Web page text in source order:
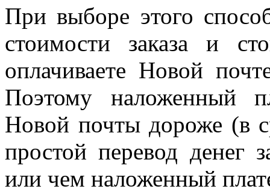
При выборе этого
стоимости заказа и
оплачиваете Новой
Поэтому наложенный
Новой почты дороже (в
простой перевод денег
или чем наложенный